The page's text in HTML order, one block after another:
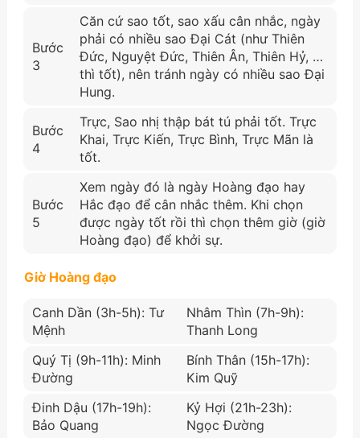
Bước
3
Căn cứ sao tốt, sao xấu cân nhắc, ngày
phải có nhiều sao Đại Cát (như Thiên
Đức, Nguyệt Đức, Thiên Ân, Thiên Hỷ, …
thì tốt), nên tránh ngày có nhiều sao Đại
Hung.
Bước
4
Trực, Sao nhị thập bát tú phải tốt. Trực
Khai, Trực Kiến, Trực Bình, Trực Mãn là
tốt.
Bước
5
Xem ngày đó là ngày Hoàng đạo hay
Hắc đạo để cân nhắc thêm. Khi chọn
được ngày tốt rồi thì chọn thêm giờ (giờ
Hoàng đạo) để khởi sự.
Giờ Hoàng đạo
Canh Dần (3h-5h): Tư
Mệnh
Nhâm Thìn (7h-9h):
Thanh Long
Quý Tị (9h-11h): Minh
Đường
Bính Thân (15h-17h):
Kim Quỹ
Đinh Dậu (17h-19h):
Bảo Quang
Kỷ Hợi (21h-23h):
Ngọc Đường